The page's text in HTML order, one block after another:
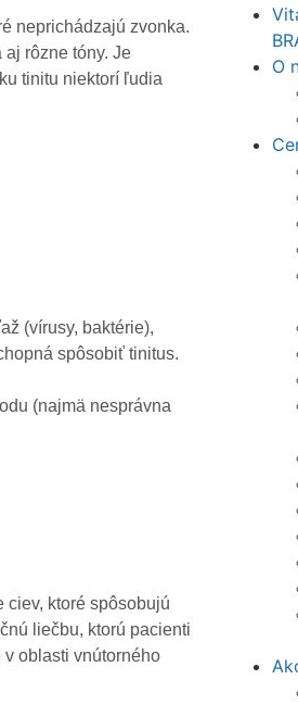
neprichádzajú zvonka.
rôzne tóny. Je
tinitu niektorí ľudia
(vírusy, baktérie),
spôsobiť tinitus.
(najmä nesprávna
ktoré spôsobujú
liečbu, ktorú pacienti
oblasti vnútorného
O